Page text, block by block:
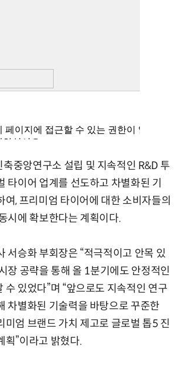
중앙연구소 설립 및 지속적인 R&D 투
타이어 업계를 선도하고 차별화된 기
여, 프리미엄 타이어에 대한 소비자들의
시에 확보한다는 계획이다.
서승화 부회장은 “적극적이고 안목 있
장 공략을 통해 올 1분기에도 안정적인
수 있었다”며 “앞으로도 지속적인 연구
차별화된 기술력을 바탕으로 꾸준한
미엄 브랜드 가치 제고로 글로벌 톱5 진
획”이라고 밝혔다.